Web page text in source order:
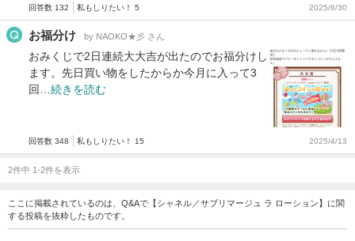
回答数 132 私もしりたい！ 5 2025/6/30
お福分け by NAOKO★彡 さん
おみくじで2日連続大大吉が出たのでお福分けし
ます。先日買い物をしたからか今月に入って3
回… 続きを読む
回答数 348 私もしりたい！ 15 2025/4/13
2件中 1-2件を表示
ここに掲載されているのは、Q&Aで【シャネル／サブリマージュ ラ ローション】に関
する投稿を抜粋したものです。